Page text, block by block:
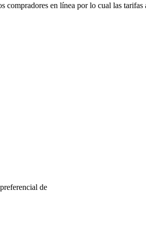
en línea por lo cual las tarifas
de